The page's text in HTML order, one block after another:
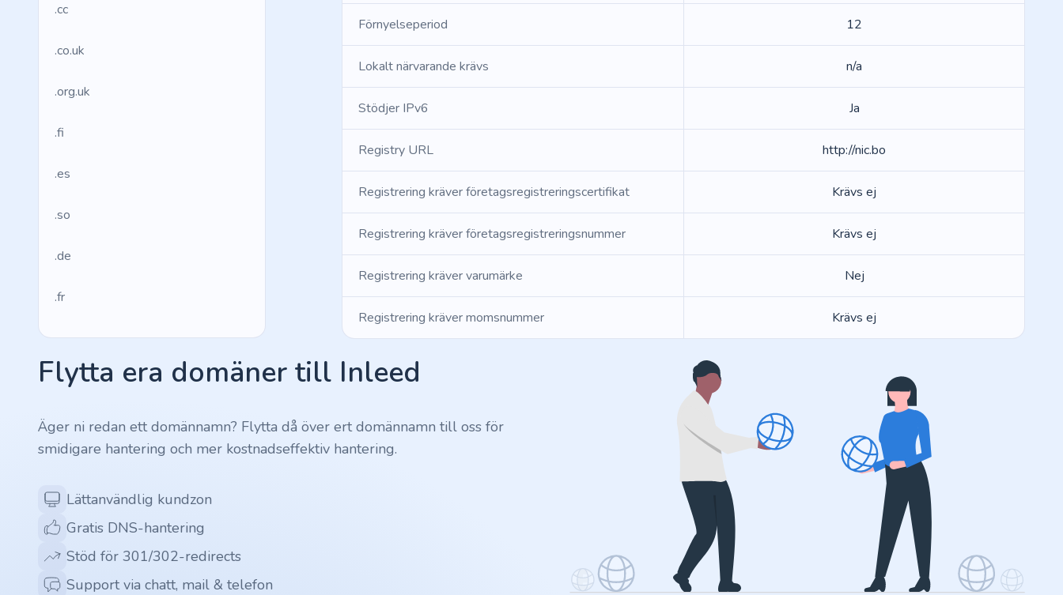
.cc
.co.uk
.org.uk
.fi
.es
.so
.de
.fr
.us
.management
.ws
.space
.io
Förnyelseperiod 12
Lokalt närvarande krävs n/a
Stödjer IPv6 Ja
Registry URL http://nic.bo
Registrering kräver företagsregistreringscertifikat Krävs ej
Registrering kräver företagsregistreringsnummer Krävs ej
Registrering kräver varumärke Nej
Registrering kräver momsnummer Krävs ej
Flytta era domäner till Inleed
Äger ni redan ett domännamn? Flytta då över ert domännamn till oss för
smidigare hantering och mer kostnadseffektiv hantering.
Lättanvändlig kundzon
Gratis DNS-hantering
Stöd för 301/302-redirects
Support via chatt, mail & telefon